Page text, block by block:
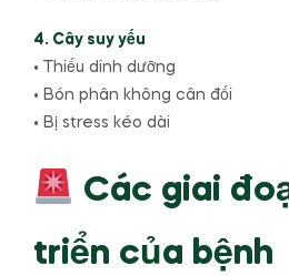
4. Cây suy yếu
• Thiếu dinh dưỡng
• Bón phân không cân đối
• Bị stress kéo dài
Các giai
triển của bệnh